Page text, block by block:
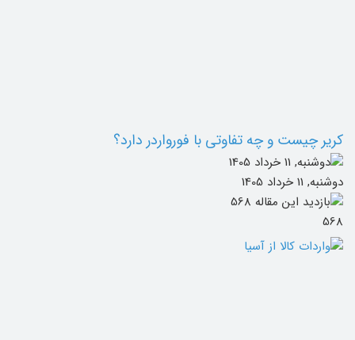
کریر چیست و چه تفاوتی با فورواردر دارد؟
دوشنبه, 11 خرداد 1405
568